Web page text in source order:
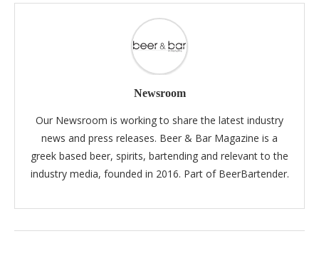
Newsroom
Our Newsroom is working to share the latest industry
news and press releases. Beer & Bar Magazine is a
greek based beer, spirits, bartending and relevant to the
industry media, founded in 2016. Part of BeerBartender.